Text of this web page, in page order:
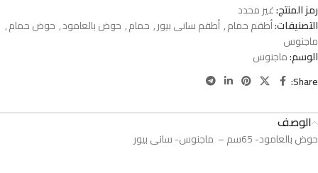
رمز المنتج:غير محدد
التصنيفات:أطقم حمام,أطقم سانى بيور, حمام, حوض بالعامود, حوض حمام,
ماجنوس
الوسم:ماجنوس
Share:
الوصف
حوض بالعامود- 65سم – ماجنوس- سانى بيور